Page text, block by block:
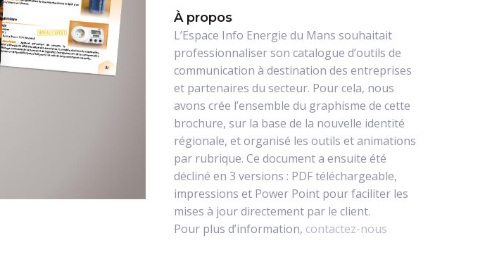
À propos
L’Espace Info Energie du Mans souhaitait
professionnaliser son catalogue d’outils de
communication à destination des entreprises
et partenaires du secteur. Pour cela, nous
avons crée l’ensemble du graphisme de cette
brochure, sur la base de la nouvelle identité
régionale, et organisé les outils et animations
par rubrique. Ce document a ensuite été
décliné en 3 versions : PDF téléchargeable,
impressions et Power Point pour faciliter les
mises à jour directement par le client.
Pour plus d’information, contactez-nous